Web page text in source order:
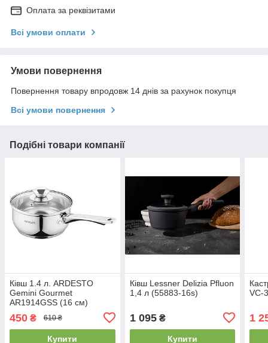
Оплата за реквізитами
Всі умови оплати
Умови повернення
Повернення товару впродовж 14 днів за рахунок покупця
Всі умови повернення
Подібні товари компанії
Ківш 1.4 л. ARDESTO
Gemini Gourmet
AR1914GSS (16 см)
450 ₴ 610 ₴
Купити
Ківш Lessner Delizia Pfluon
1,4 л (55883-16s)
1 095₴
Купити
VC-
1